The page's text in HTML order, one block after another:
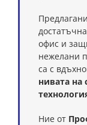
офис и
нежелани
са с
нивата на
Ние от